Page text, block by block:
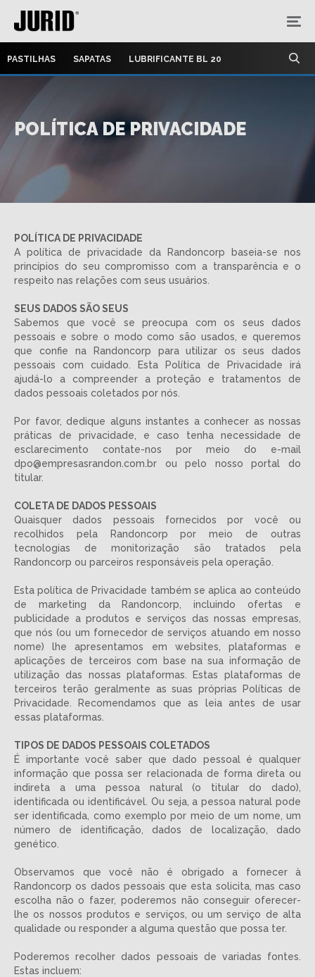
PASTILHAS SAPATAS LUBRIFICANTE BL 20
POLÍTICA DE PRIVACIDADE
POLÍTICA DE PRIVACIDADE
A política de privacidade da Randoncorp baseia-se nos
princípios do seu compromisso com a transparência e o
respeito nas relações com seus usuários.
SEUS DADOS SÃO SEUS
Sabemos que você se preocupa com os seus dados
pessoais e sobre o modo como são usados, e queremos
que confie na Randoncorp para utilizar os seus dados
pessoais com cuidado. Esta Política de Privacidade irá
ajudá-lo a compreender a proteção e tratamentos de
dados pessoais coletados por nós.
Por favor, dedique alguns instantes a conhecer as nossas
práticas de privacidade, e caso tenha necessidade de
esclarecimento contate-nos por meio do e-mail
dpo@empresasrandon.com.br ou pelo nosso portal do
titular.
COLETA DE DADOS PESSOAIS
Quaisquer dados pessoais fornecidos por você ou
recolhidos pela Randoncorp por meio de outras
tecnologias de monitorização são tratados pela
Randoncorp ou parceiros responsáveis pela operação.
Esta política de Privacidade também se aplica ao conteúdo
de marketing da Randoncorp, incluindo ofertas e
publicidade a produtos e serviços das nossas empresas,
que nós (ou um fornecedor de serviços atuando em nosso
nome) lhe apresentamos em websites, plataformas e
aplicações de terceiros com base na sua informação de
utilização das nossas plataformas. Estas plataformas de
terceiros terão geralmente as suas próprias Políticas de
Privacidade. Recomendamos que as leia antes de usar
essas plataformas.
TIPOS DE DADOS PESSOAIS COLETADOS
É importante você saber que dado pessoal é qualquer
informação que possa ser relacionada de forma direta ou
indireta a uma pessoa natural (o titular do dado),
identificada ou identificável. Ou seja, a pessoa natural pode
ser identificada, como exemplo por meio de um nome, um
número de identificação, dados de localização, dado
genético.
Observamos que você não é obrigado a fornecer à
Randoncorp os dados pessoais que esta solicita, mas caso
escolha não o fazer, poderemos não conseguir oferecer-
lhe os nossos produtos e serviços, ou um serviço de alta
qualidade ou responder a alguma questão que possa ter.
Poderemos recolher dados pessoais de variadas fontes.
Estas incluem: